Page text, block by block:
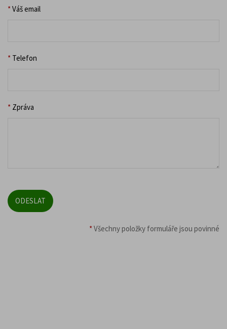
*Váš email
* Telefon
* Zpráva
*Všechny položky formuláře jsou povinné